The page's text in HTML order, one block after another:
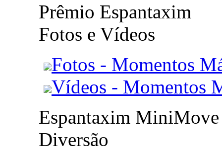
Prêmio Espantaxim
Fotos e Vídeos
Fotos - Momentos
Vídeos - Momentos
Espantaxim MiniMove
Diversão